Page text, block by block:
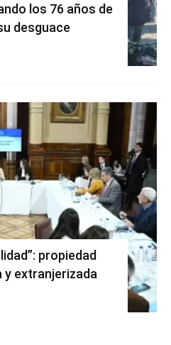
los 76 años de
desguace
propiedad
y extranjerizada